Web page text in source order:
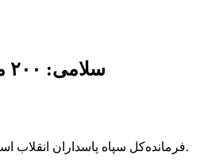
سلامی: ۲۰۰ موشک به‌سمت سرزمین‌های اشغالی پرتاب شد
فرمانده‌کل سپاه پاسداران انقلاب اسلامی از پرتاب ۲۰۰ فروند موشک به‌سمت سرزمین‌های اشغالی خبر داد.